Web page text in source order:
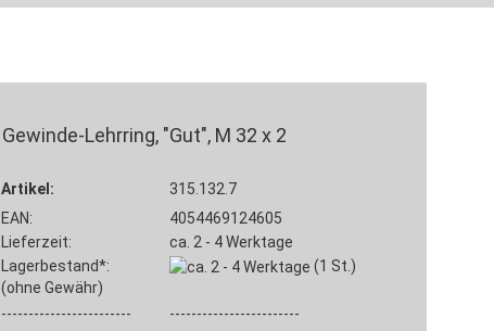
Passwort vergessen?
Gewinde-Lehrring, "Gut", M 32 x 2
Artikel:
315.132.7
EAN:
4054469124605
Lieferzeit:
ca. 2 - 4 Werktage
Lagerbestand*:
(ohne Gewähr)
(1 St.)
------------------------
------------------------